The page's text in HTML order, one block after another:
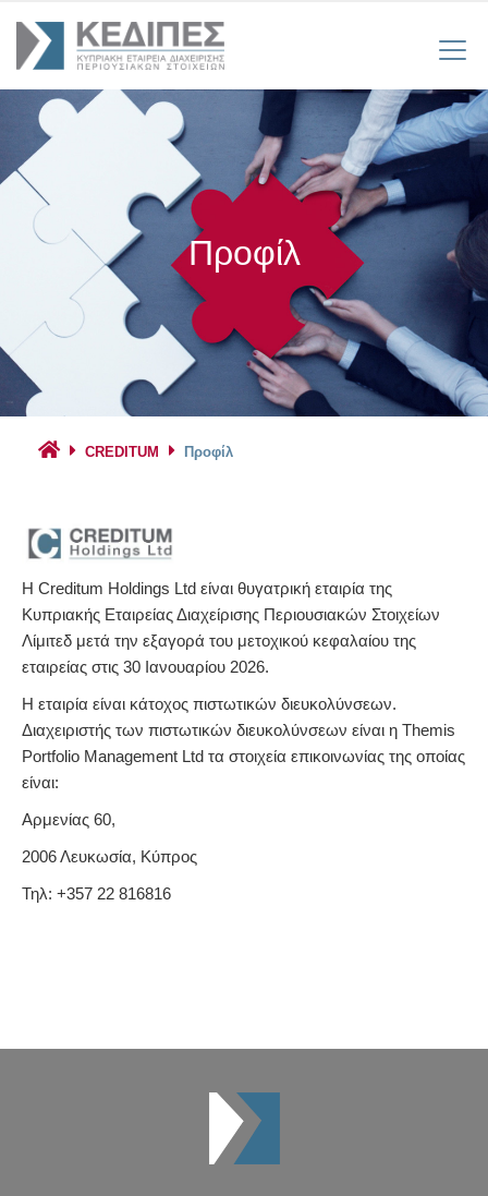
Προφίλ
CREDITUM Προφίλ
Η Creditum Holdings Ltd είναι θυγατρική εταιρία της
Κυπριακής Εταιρείας Διαχείρισης Περιουσιακών Στοιχείων
Λίμιτεδ μετά την εξαγορά του μετοχικού κεφαλαίου της
εταιρείας στις 30 Ιανουαρίου 2026.
Η εταιρία είναι κάτοχος πιστωτικών διευκολύνσεων.
Διαχειριστής των πιστωτικών διευκολύνσεων είναι η Themis
Portfolio Management Ltd τα στοιχεία επικοινωνίας της οποίας
είναι:
Αρμενίας 60,
2006Λευκωσία, Κύπρος
Τηλ: +357 22 816816